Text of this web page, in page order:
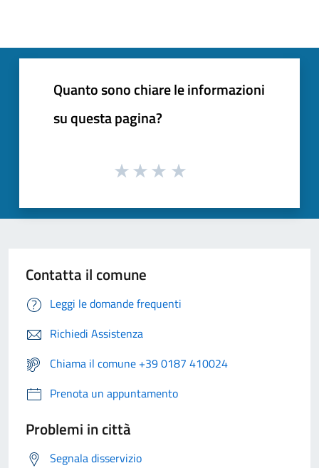
Quanto sono chiare le informazioni
su questa pagina?
Contatta il comune
Leggi le domande frequenti
Richiedi Assistenza
Chiama il comune +39 0187 410024
Prenota un appuntamento
Problemi in città
Segnala disservizio